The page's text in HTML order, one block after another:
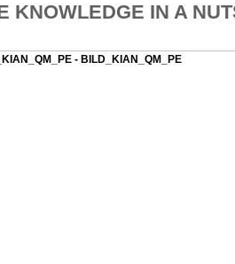
KNOWLEDGE IN A